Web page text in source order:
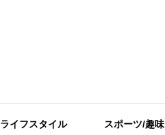
ライフスタイル スポーツ/趣味